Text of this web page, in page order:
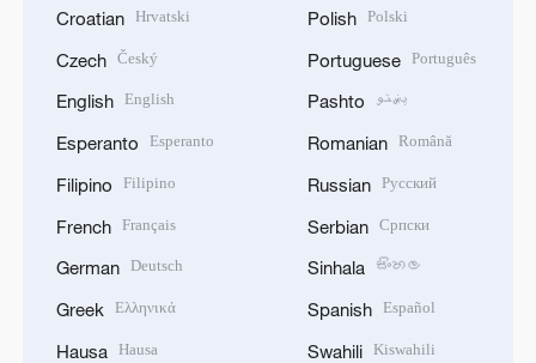
Croatian Hrvatski
Czech Český
English English
Esperanto Esperanto
Filipino Filipino
French Français
German Deutsch
Greek Ελληνικά
Hausa Hausa
Polish Polski
Portuguese Português
Pashto پښتو
Romanian Română
Russian Русский
Serbian Српски
Sinhala සිංහල
Spanish Español
Swahili Kiswahili